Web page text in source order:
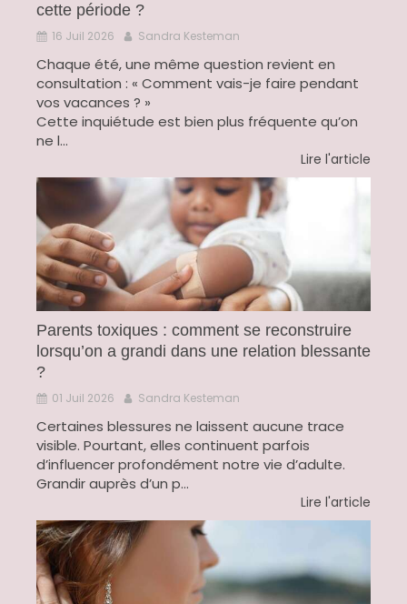
cette période ?
16 Juil 2026 Sandra Kesteman
Chaque été, une même question revient en
consultation : « Comment vais-je faire pendant
vos vacances ? »
Cette inquiétude est bien plus fréquente qu’on
ne l...
Lire l'article
Parents toxiques : comment se reconstruire
lorsqu’on a grandi dans une relation blessante
?
01 Juil 2026 Sandra Kesteman
Certaines blessures ne laissent aucune trace
visible. Pourtant, elles continuent parfois
d’influencer profondément notre vie d’adulte.
Grandir auprès d’un p...
Lire l'article